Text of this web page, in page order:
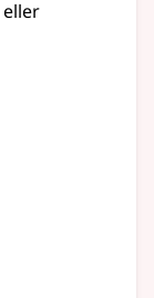
eller